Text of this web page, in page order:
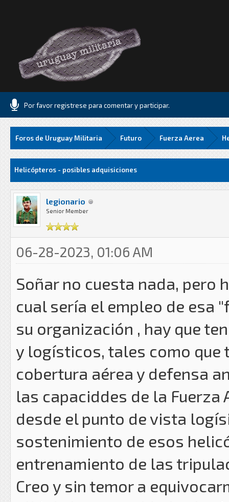
Por favor registrese para comentar y participar.
Foros de Uruguay Militaria Futuro Fuerza Aerea
MediaHelicópteros - posibles adquisiciones
legionario
Senior Member
06-28-2023, 01:06 AM
Soñar no cuesta nada, pero
cual sería el empleo de esa
su organización , hay que
y logísticos, tales como
cobertura aérea y defensa
las capaciddes de la Fuerza
desde el punto de vista
sostenimiento de esos
entrenamiento de las
Creo y sin temor a